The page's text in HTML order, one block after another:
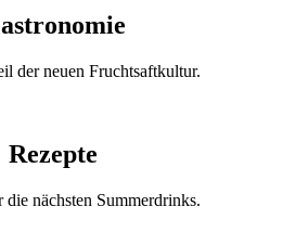
der neuen Fruchtsaftkultur.
Rezepte
nächsten Summerdrinks.